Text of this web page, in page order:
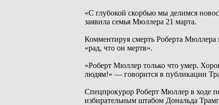
«С глубокой скорбью мы делимся
заявила семья Мюллера 21 марта.
Комментируя смерть Роберта
«рад, что он мертв».
«Роберт Мюллер только что умер.
людям!» — говорится в публикации
Спецпрокурор Роберт Мюллер в ходе
избирательным штабом Дональда